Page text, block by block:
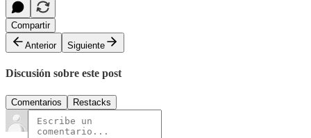
Compartir
Anterior
Siguiente
Discusión sobre este post
Comentarios Restacks